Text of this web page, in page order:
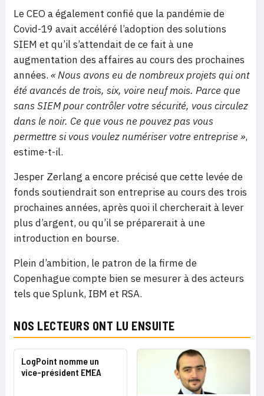
Le CEO a également confié que la pandémie de
Covid-19 avait accéléré l’adoption des solutions
SIEM et qu’il s’attendait de ce fait à une
augmentation des affaires au cours des prochaines
années. « Nous avons eu de nombreux projets qui ont
été avancés de trois, six, voire neuf mois. Parce que
sans SIEM pour contrôler votre sécurité, vous circulez
dans le noir. Ce que vous ne pouvez pas vous
permettre si vous voulez numériser votre entreprise »,
estime-t-il.
Jesper Zerlang a encore précisé que cette levée de
fonds soutiendrait son entreprise au cours des trois
prochaines années, après quoi il chercherait à lever
plus d’argent, ou qu’il se préparerait à une
introduction en bourse.
Plein d’ambition, le patron de la firme de
Copenhague compte bien se mesurer à des acteurs
tels que Splunk, IBM et RSA.
NOS LECTEURS ONT LU ENSUITE
LogPoint nomme un
vice-président EMEA